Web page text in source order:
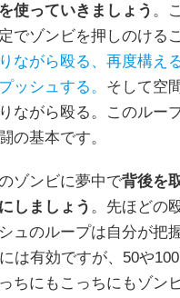
使っていきましょう 。
でゾンビを押しのける
ながら殴る、再度構え
ッシュする。 そして空
ながら殴る。このルー
の基本です。
ゾンビに夢中で背後を
しましょう 。先ほどの
ュのループは自分が把
は有効ですが、50や
ちにもこっちにもゾン